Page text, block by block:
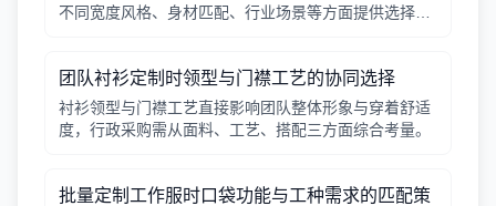
不同宽度风格、身材匹配、行业场景等方面提供选择逻
团队衬衫定制时领型与门襟工艺的协同选择
衬衫领型与门襟工艺直接影响团队整体形象与穿着舒适
度，行政采购需从面料、工艺、搭配三方面综合考量。
批量定制工作服时口袋功能与工种需求的匹配策